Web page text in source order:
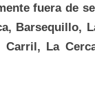
fuera de
Barsequillo,
La